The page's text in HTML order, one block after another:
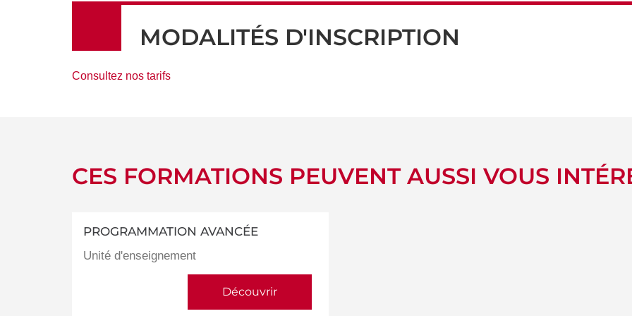
MODALITÉS D'INSCRIPTION
Consultez nos tarifs
CES FORMATIONS PEUVENT AUSSI VOUS
PROGRAMMATION AVANCÉE
Unité d'enseignement
Découvrir